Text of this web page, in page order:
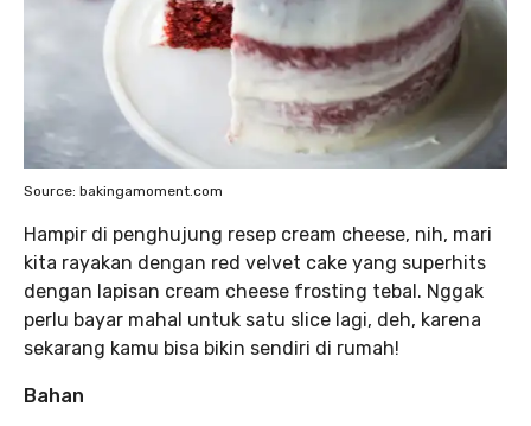
Source: bakingamoment.com
Hampir di penghujung resep cream cheese, nih, mari
kita rayakan dengan red velvet cake yang superhits
dengan lapisan cream cheese frosting tebal. Nggak
perlu bayar mahal untuk satu slice lagi, deh, karena
sekarang kamu bisa bikin sendiri di rumah!
Bahan